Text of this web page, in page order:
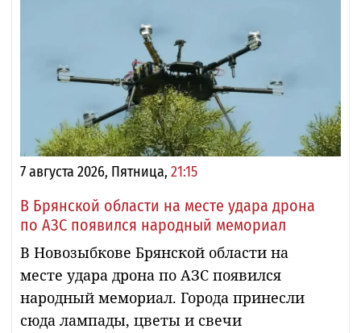
7 августа 2026, Пятница, 21:15
В Брянской области на месте удара дрона
по АЗС появился народный мемориал
В Новозыбкове Брянской области на
месте удара дрона по АЗС появился
народный мемориал. Города принесли
сюда лампады, цветы и свечи